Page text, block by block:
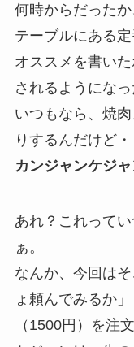
何時からだったか
テーブルにある
オススメを書い
されるようになっ
いつもなら、焼
りするんだけど・
カンジャンケジ
あれ？これって
ぁ。
なんか、今回は
ょ頼んでみるか」
（1500円）を注